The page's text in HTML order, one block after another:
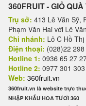
360FRUIT - GIỎ
Trụ sở: 413 Lê Văn Sỹ,
Phạm Văn Hai với Lê
Chi nhánh: Lô C Hồ
Điện thoại: (028)22
Hotline 1: 0936 65 27
Hotline 2: 0977 301
Web: 360fruit.vn
360fruit.vn là website trực
NHẬP KHẨU HOA TƯƠI 360